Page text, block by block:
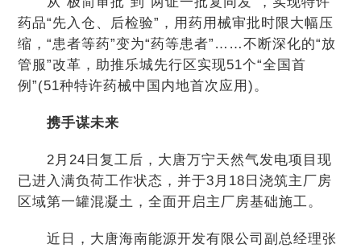
药品“先入仓、后检验”，用药用械审批时限大幅压
缩，“患者等药”变为“药等患者”……不断深化的“放
管服”改革，助推乐城先行区实现51个“全国首
例”(51种特许药械中国内地首次应用)。
携手谋未来
2月24日复工后，大唐万宁天然气发电项目现
已进入满负荷工作状态，并于3月18日浇筑主厂房
区域第一罐混凝土，全面开启主厂房基础施工。
近日，大唐海南能源开发有限公司副总经理张